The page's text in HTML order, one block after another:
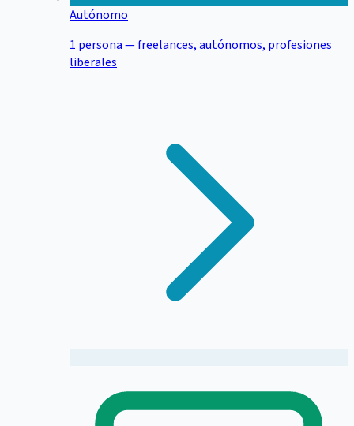
Autónomo
1 persona — freelances, autónomos, profesiones
liberales